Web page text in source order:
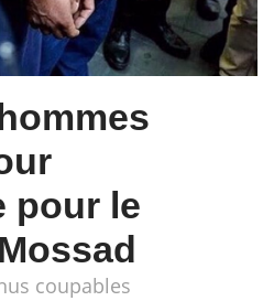
pour le
coupables